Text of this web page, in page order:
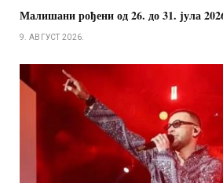
Малишани рођени од 26. до 31. јула
9. АВГУСТ 2026.